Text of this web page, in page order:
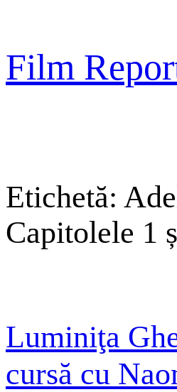
conținut
Film
Etichetă:
Capitolele 1
Luminiţa
cursă cu